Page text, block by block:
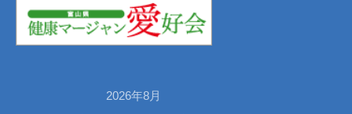
2026年8月